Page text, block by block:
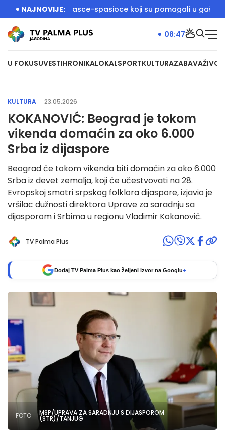
NAJNOVIJE:
vatrogasce-spasioce koji su pomagali u gašenju
U FOKUSUVESTIHRONIKALOKALSPORTKULTURAZABAVAŽIVOT
08:47
KULTURA 23.05.2026
KOKANOVIĆ: Beograd je tokom
vikenda domaćin za oko 6.000
Srba iz dijaspore
Beograd će tokom vikenda biti domaćin za oko 6.000
Srba iz devet zemalja, koji će učestvovati na 28.
Evropskoj smotri srpskog folklora dijaspore, izjavio je
vršilac dužnosti direktora Uprave za saradnju sa
dijasporom i Srbima u regionu Vladimir Kokanović.
TV Palma Plus
Dodaj TV Palma Plus kao željeni izvor na Googlu+
FOTO MSP/UPRAVA ZA SARADNJU S DIJASPOROM
(STR)/TANJUG